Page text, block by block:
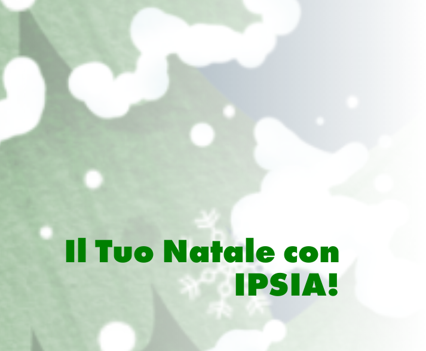
Il Tuo Natale con
IPSIA!